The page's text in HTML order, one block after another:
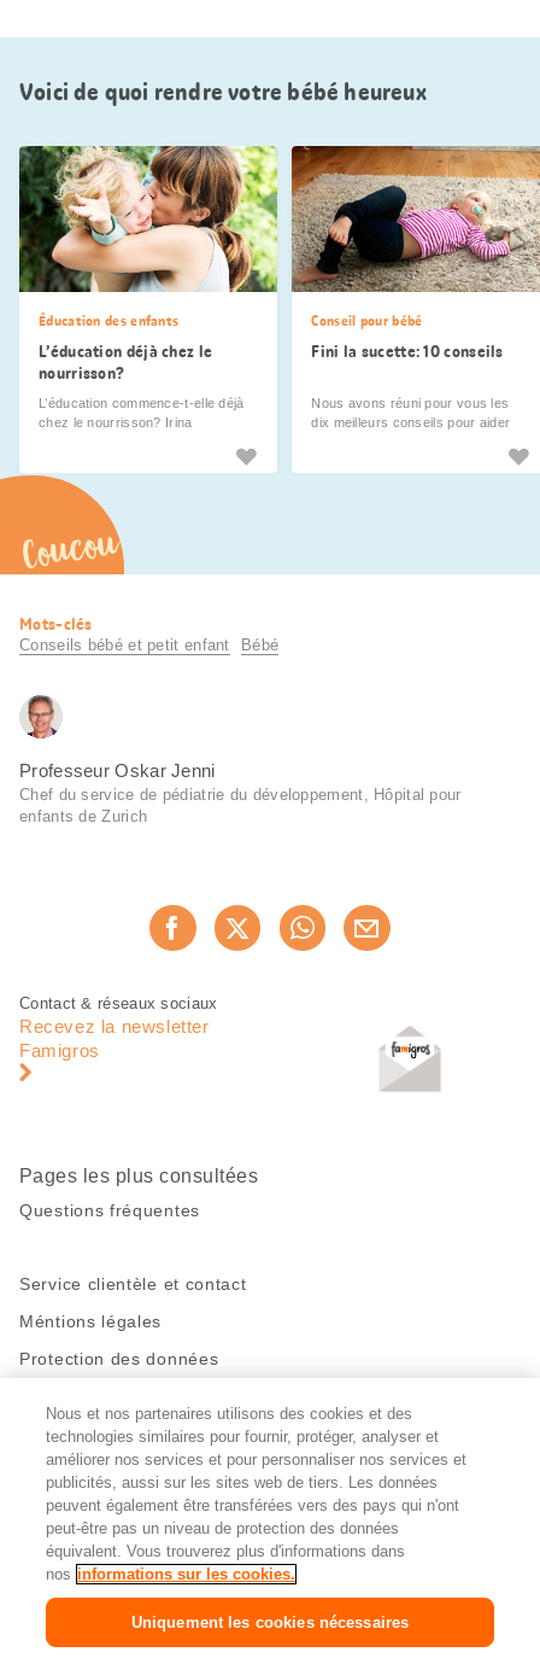
Voici de quoi rendre votre bébé heureux
Éducation des enfants
L’éducation déjà chez le
nourrisson?
L’éducation commence-t-elle déjà
chez le nourrisson? Irina
enfants à l’université de Zurich sait
quel est le comportement à adopter
avec les bébés et les enfants en
bas âge et donne des conseils aux
jeunes parents.
Conseil pour bébé
Fini la sucette: 10 conseils
Nous avons réuni pour vous les
dix meilleurs conseils pour aider
à surmonter cette séparation de
Coucou
Informations
utiles
Mots-clés
Conseils bébé et petit enfant Bébé
Professeur Oskar Jenni
Chef du service de pédiatrie du développement, Hôpital pour
enfants de Zurich
Recommander maintenant
Pied
page
Navigation
pied
Contact & réseaux sociaux
Recevez la newsletter
Famigros
Pages les plus consultées
Questions fréquentes
Service clientèle et contact
Méntions légales
Protection des données
Restez en contact!
Facebook
http://twitter.com/migros
https://www.youtube.com/user/
PinterestInstagram
Paramètres des cookies
FR IT
Nous et nos partenaires utilisons des cookies et des
technologies similaires pour fournir, protéger, analyser et
améliorer nos services et pour personnaliser nos services et
publicités, aussi sur les sites web de tiers. Les données
peuvent également être transférées vers des pays qui n'ont
peut-être pas un niveau de protection des données
équivalent. Vous trouverez plus d'informations dans
nos informations sur les cookies.
Uniquement les cookies nécessaires